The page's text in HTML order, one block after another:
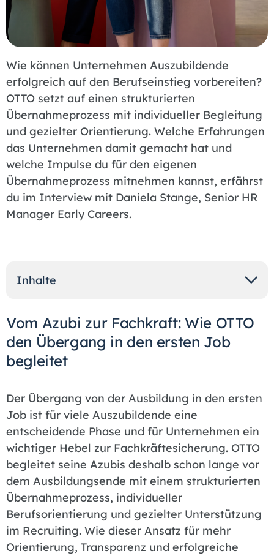
Wie können Unternehmen Auszubildende
erfolgreich auf den Berufseinstieg vorbereiten?
OTTO setzt auf einen strukturierten
Übernahmeprozess mit individueller Begleitung
und gezielter Orientierung. Welche Erfahrungen
das Unternehmen damit gemacht hat und
welche Impulse du für den eigenen
Übernahmeprozess mitnehmen kannst, erfährst
du im Interview mit Daniela Stange, Senior HR
Manager Early Careers.
Inhalte
Vom Azubi zur Fachkraft: Wie OTTO
den Übergang in den ersten Job
begleitet
Der Übergang von der Ausbildung in den ersten
Job ist für viele Auszubildende eine
entscheidende Phase und für Unternehmen ein
wichtiger Hebel zur Fachkräftesicherung. OTTO
begleitet seine Azubis deshalb schon lange vor
dem Ausbildungsende mit einem strukturierten
Übernahmeprozess, individueller
Berufsorientierung und gezielter Unterstützung
im Recruiting. Wie dieser Ansatz für mehr
Orientierung, Transparenz und erfolgreiche